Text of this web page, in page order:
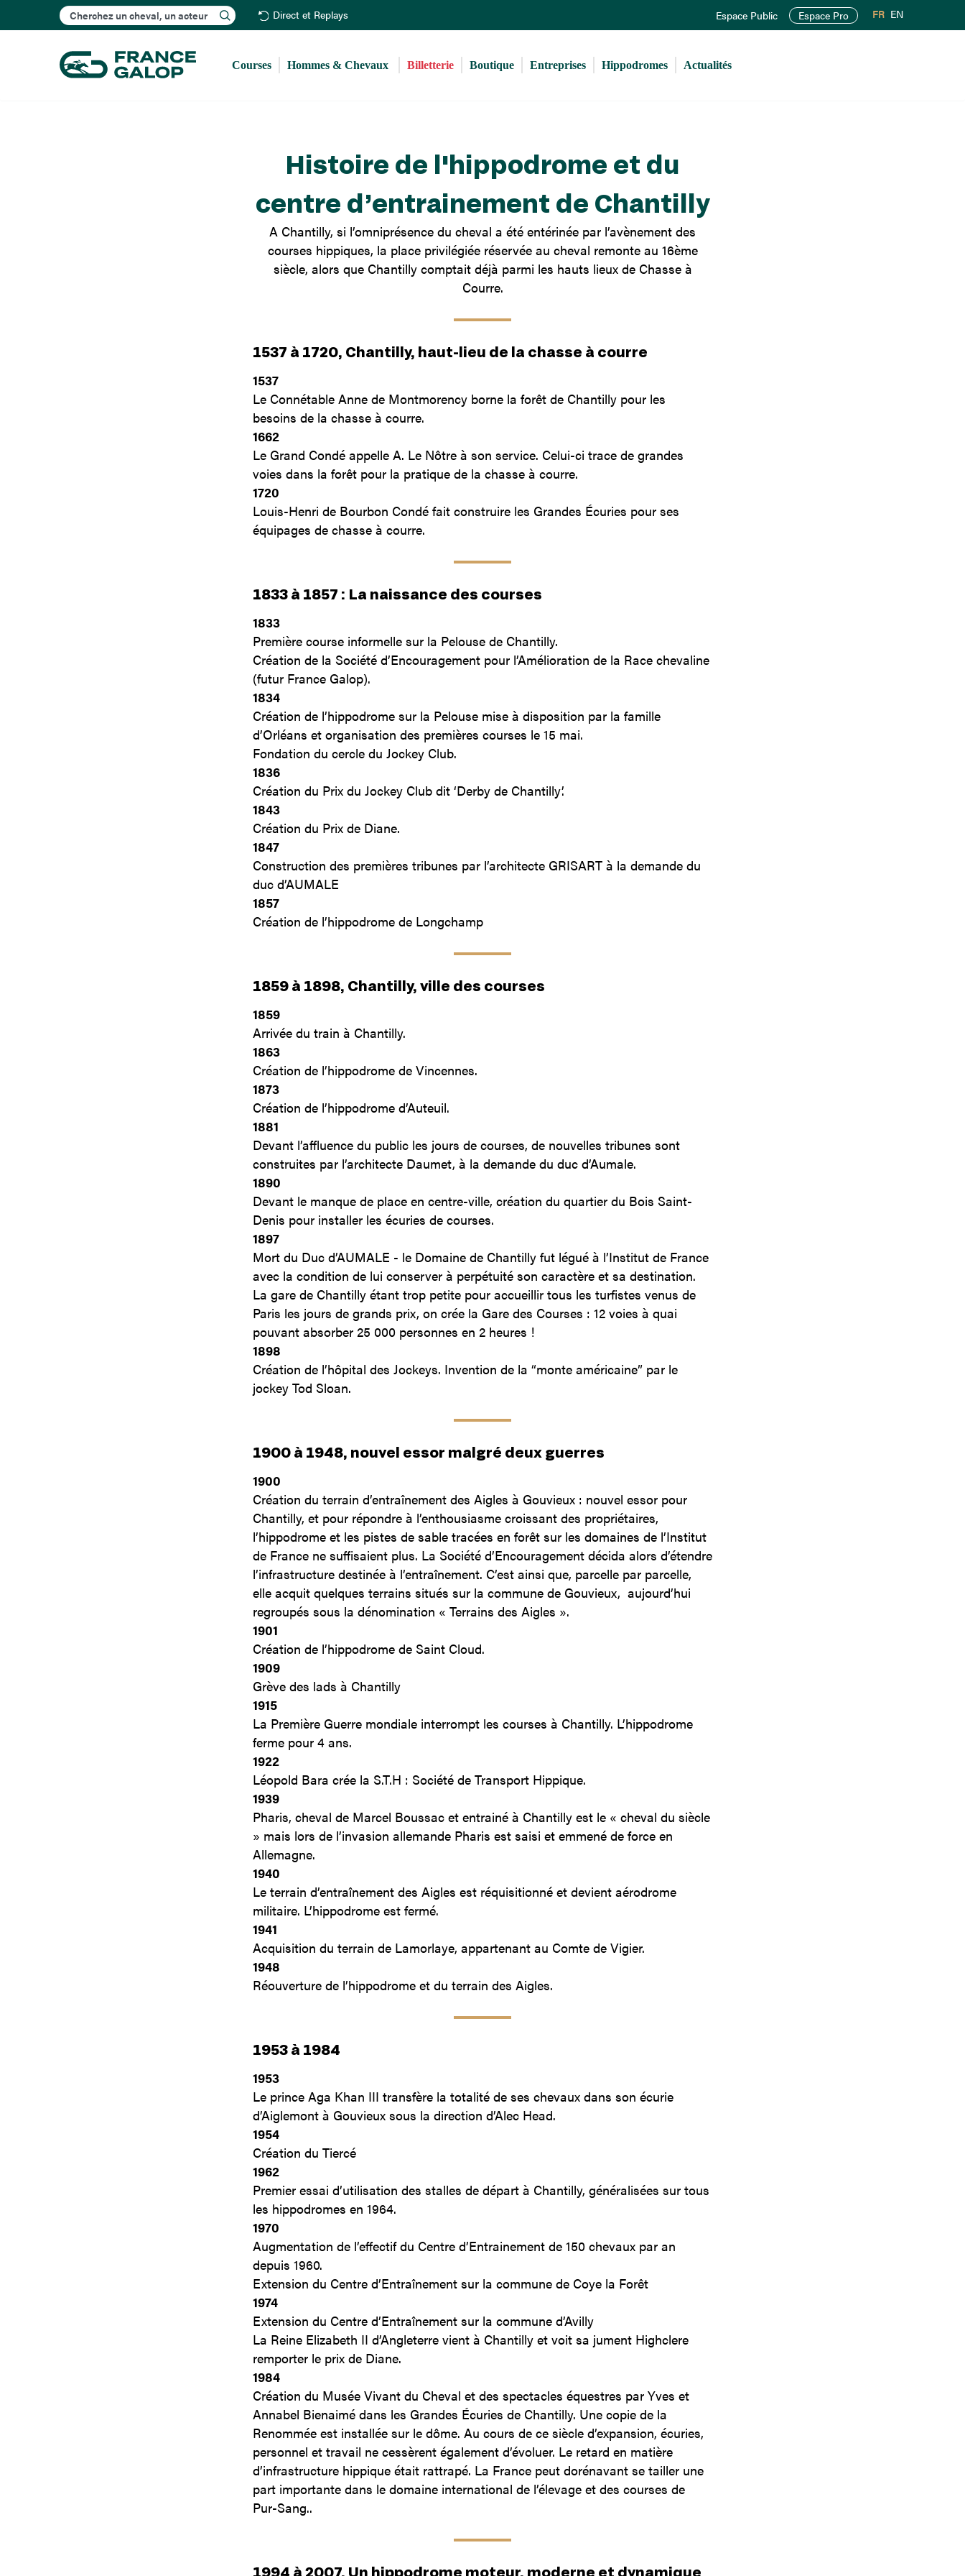
au
principal
Rechercher Direct et Replays Espace Public Espace Pro FR EN
Courses Hommes & Chevaux Billetterie Boutique Entreprises Hippodromes Actualités
Histoire de l'hippodrome et du
centre d’entrainement de Chantilly
A Chantilly, si l’omniprésence du cheval a été entérinée par l’avènement des
courses hippiques, la place privilégiée réservée au cheval remonte au 16ème
siècle, alors que Chantilly comptait déjà parmi les hauts lieux de Chasse à
Courre.
1537 à 1720, Chantilly, haut-lieu de la chasse à courre
1537
Le Connétable Anne de Montmorency borne la forêt de Chantilly pour les
besoins de la chasse à courre.
1662
Le Grand Condé appelle A. Le Nôtre à son service. Celui-ci trace de grandes
voies dans la forêt pour la pratique de la chasse à courre.
1720
Louis-Henri de Bourbon Condé fait construire les Grandes Écuries pour ses
équipages de chasse à courre.
1833 à 1857 : La naissance des courses
1833
Première course informelle sur la Pelouse de Chantilly.
Création de la Société d’Encouragement pour l’Amélioration de la Race chevaline
(futur France Galop).
1834
Création de l’hippodrome sur la Pelouse mise à disposition par la famille
d’Orléans et organisation des premières courses le 15 mai.
Fondation du cercle du Jockey Club.
1836
Création du Prix du Jockey Club dit ‘Derby de Chantilly’.
1843
Création du Prix de Diane.
1847
Construction des premières tribunes par l’architecte GRISART à la demande du
duc d’AUMALE
1857
Création de l’hippodrome de Longchamp
1859 à 1898, Chantilly, ville des courses
1859
Arrivée du train à Chantilly.
1863
Création de l’hippodrome de Vincennes.
1873
Création de l’hippodrome d’Auteuil.
1881
Devant l’affluence du public les jours de courses, de nouvelles tribunes sont
construites par l’architecte Daumet, à la demande du duc d’Aumale.
1890
Devant le manque de place en centre-ville, création du quartier du Bois Saint-
Denis pour installer les écuries de courses.
1897
Mort du Duc d’AUMALE - le Domaine de Chantilly fut légué à l’Institut de France
avec la condition de lui conserver à perpétuité son caractère et sa destination.
La gare de Chantilly étant trop petite pour accueillir tous les turfistes venus de
Paris les jours de grands prix, on crée la Gare des Courses : 12 voies à quai
pouvant absorber 25 000 personnes en 2 heures !
1898
Création de l’hôpital des Jockeys. Invention de la “monte américaine” par le
jockey Tod Sloan.
1900 à 1948, nouvel essor malgré deux guerres
1900
Création du terrain d’entraînement des Aigles à Gouvieux : nouvel essor pour
Chantilly, et pour répondre à l’enthousiasme croissant des propriétaires,
l’hippodrome et les pistes de sable tracées en forêt sur les domaines de l’Institut
de France ne suffisaient plus. La Société d’Encouragement décida alors d’étendre
l’infrastructure destinée à l’entraînement. C’est ainsi que, parcelle par parcelle,
elle acquit quelques terrains situés sur la commune de Gouvieux, aujourd’hui
regroupés sous la dénomination « Terrains des Aigles ».
1901
Création de l’hippodrome de Saint Cloud.
1909
Grève des lads à Chantilly
1915
La Première Guerre mondiale interrompt les courses à Chantilly. L’hippodrome
ferme pour 4 ans.
1922
Léopold Bara crée la S.T.H : Société de Transport Hippique.
1939
Pharis, cheval de Marcel Boussac et entrainé à Chantilly est le « cheval du siècle
» mais lors de l’invasion allemande Pharis est saisi et emmené de force en
Allemagne.
1940
Le terrain d’entraînement des Aigles est réquisitionné et devient aérodrome
militaire. L’hippodrome est fermé.
1941
Acquisition du terrain de Lamorlaye, appartenant au Comte de Vigier.
1948
Réouverture de l’hippodrome et du terrain des Aigles.
1953 à 1984
1953
Le prince Aga Khan III transfère la totalité de ses chevaux dans son écurie
d’Aiglemont à Gouvieux sous la direction d’Alec Head.
1954
Création du Tiercé
1962
Premier essai d’utilisation des stalles de départ à Chantilly, généralisées sur tous
les hippodromes en 1964.
1970
Augmentation de l’effectif du Centre d’Entrainement de 150 chevaux par an
depuis 1960.
Extension du Centre d’Entraînement sur la commune de Coye la Forêt
1974
Extension du Centre d’Entraînement sur la commune d’Avilly
La Reine Elizabeth II d’Angleterre vient à Chantilly et voit sa jument Highclere
remporter le prix de Diane.
1984
Création du Musée Vivant du Cheval et des spectacles équestres par Yves et
Annabel Bienaimé dans les Grandes Écuries de Chantilly. Une copie de la
Renommée est installée sur le dôme. Au cours de ce siècle d’expansion, écuries,
personnel et travail ne cessèrent également d’évoluer. Le retard en matière
d’infrastructure hippique était rattrapé. La France peut dorénavant se tailler une
part importante dans le domaine international de l’élevage et des courses de
Pur-Sang..
1994 à 2007, Un hippodrome moteur, moderne et dynamique